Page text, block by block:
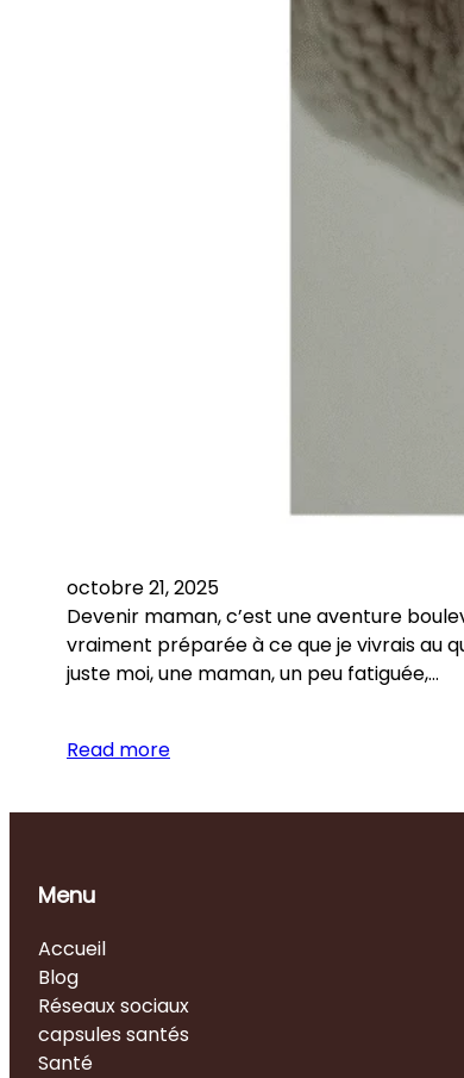
octobre 21, 2025
Devenir maman, c’est une aventure
vraiment préparée à ce que je vivrais au
juste moi, une maman, un peu fatiguée,…
Read more
Menu
Accueil
Blog
Réseaux sociaux
capsules santés
Santé